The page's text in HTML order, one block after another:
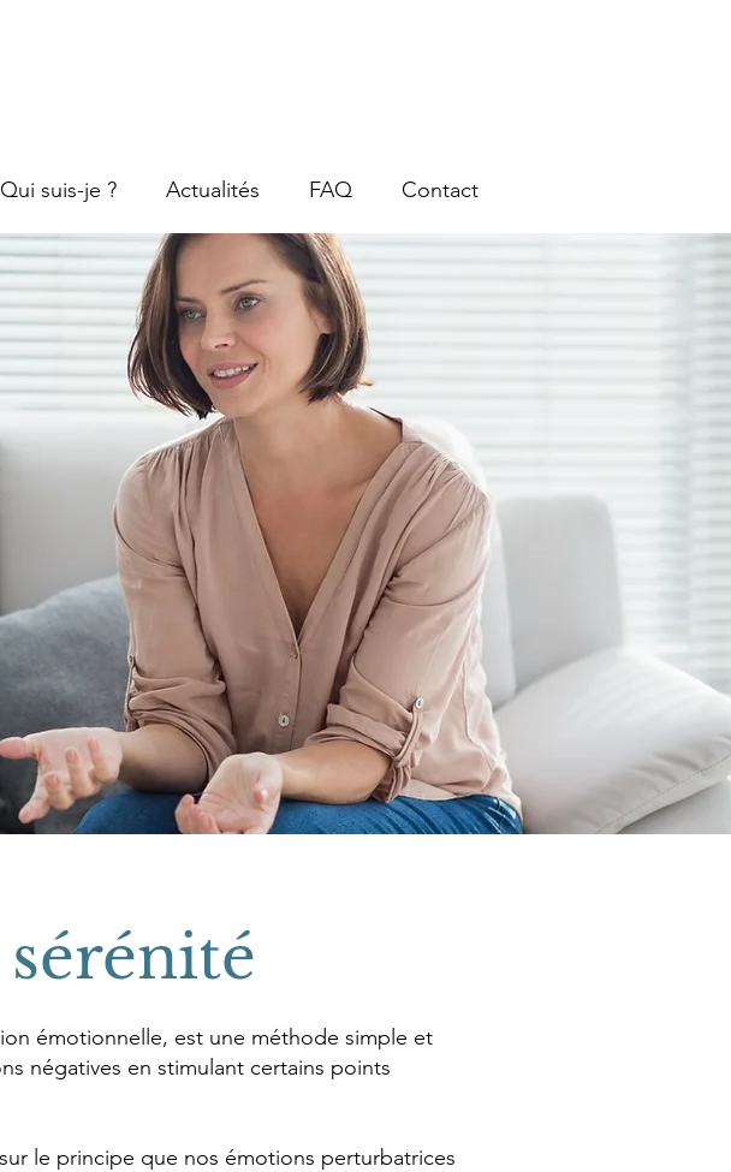
Qui suis-je ? Actualités FAQ Contact
émotionnelle, est une méthode simple et
négatives en stimulant certains points
le principe que nos émotions perturbatrices